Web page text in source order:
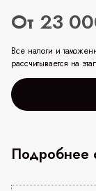
От 23
Все налоги и
рассчитывается на
Подробнее